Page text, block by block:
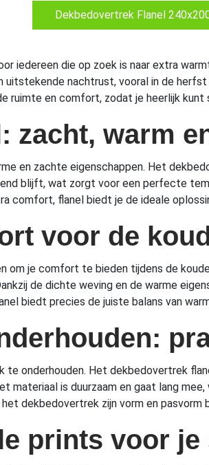
Dekbedovertrek Flanel
iedereen die op zoek is naar extra
uitstekende nachtrust, vooral in de
ruimte en comfort, zodat je heerlijk kunt
zacht, warm
en zachte eigenschappen. Het
blijft, wat zorgt voor een perfecte
comfort, flanel biedt je de ideale
voor de
om je comfort te bieden tijdens de
de dichte weving en de warme
biedt precies de juiste balans van
onderhouden. Het dekbedovertrek
is duurzaam en gaat lang
dekbedovertrek zijn vorm en pasvorm
prints voor je